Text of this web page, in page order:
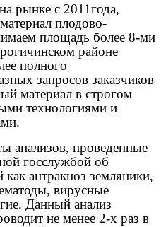
рынке с 2011года,
плодово-
площадь более 8-ми
районе
полного
запросов заказчиков
материал в строгом
технологиями и
анализов, проведенные
госслужбой об
как антракноз земляники,
вирусные
Данный анализ
не менее 2-х раз в